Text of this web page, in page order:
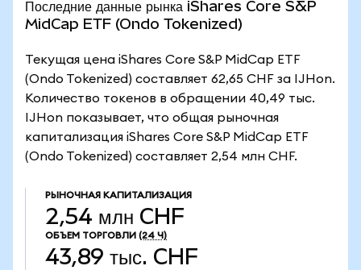
Последние данные рынка iShares Core S&P
MidCap ETF (Ondo Tokenized)
Текущая цена iShares Core S&P MidCap ETF
(Ondo Tokenized) составляет 62,65 CHF за IJHon.
Количество токенов в обращении 40,49 тыс.
IJHon показывает, что общая рыночная
капитализация iShares Core S&P MidCap ETF
(Ondo Tokenized) составляет 2,54 млн CHF.
РЫНОЧНАЯ КАПИТАЛИЗАЦИЯ
2,54 млн CHF
ОБЪЕМ ТОРГОВЛИ (24 Ч)
43,89 тыс. CHF